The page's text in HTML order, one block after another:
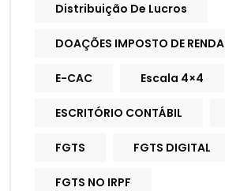
Distribuição De Lucros
DOAÇÕES IMPOSTO DE RENDA
E-CAC Escala 4×4
ESCRITÓRIO CONTÁBIL
FGTS FGTS DIGITAL
FGTS NO IRPF